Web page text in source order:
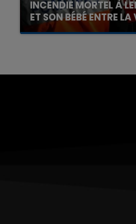
INCENDIE MORTEL À
ET SON BÉBÉ ENTRE LA
Un homme s'est immolé